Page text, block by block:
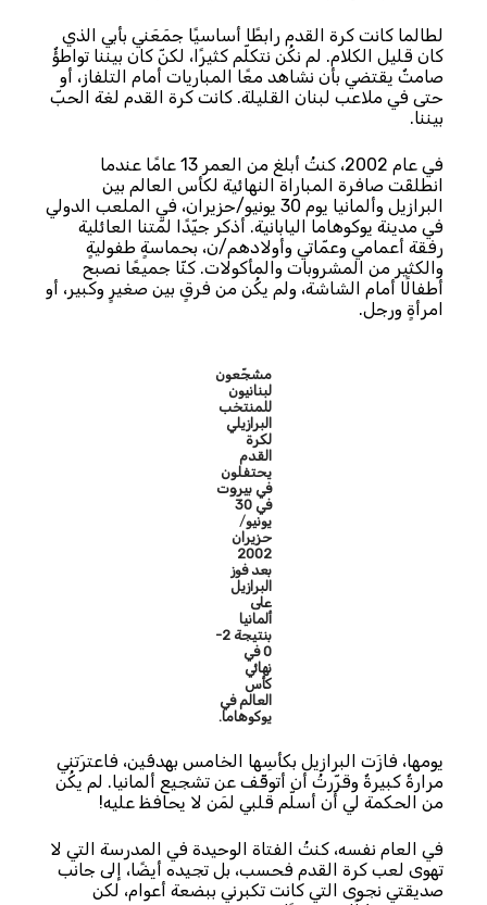
لطالما كانت كرة القدم رابطًا أساسيًا جمَعَني بأبي الذي
كان قليل الكلام. لم نكُن نتكلّم كثيرًا، لكنّ كان بيننا تواطؤٌ
صامتٌ يقتضي بأن نشاهد معًا المباريات أمام التلفاز، أو
حتى في ملاعب لبنان القليلة. كانت كرة القدم لغة الحبّ
بيننا.
في عام 2002، كنتُ أبلغ من العمر 13 عامًا عندما
انطلقَت صافرة المباراة النهائية لكأس العالم بين
البرازيل وألمانيا يوم 30 يونيو/حزيران، في الملعب الدولي
في مدينة يوكوهاما اليابانية. أذكر جيّدًا لمّتنا العائلية
رفقة أعمامي وعمّاتي وأولادهم/ن، بحماسةٍ طفوليةٍ
والكثير من المشروبات والمأكولات. كنّا جميعًا نصبح
أطفالًا أمام الشاشة، ولم يكُن من فرقٍ بين صغيرٍ وكبير، أو
امرأةٍ ورجل.
مشجّعون
لبنانيون
للمنتخب
البرازيلي
لكرة
القدم
يحتفلون
في بيروت
في 30
يونيو/
حزيران
2002
بعد فوز
البرازيل
على
ألمانيا
بنتيجة 2-
0 في
نهائي
كأس
العالم في
يوكوهاما.
يومها، فازَت البرازيل بكأسِها الخامس بهدفَين، فاعترَتني
مرارةٌ كبيرةٌ وقرّرتُ أن أتوقّف عن تشجيع ألمانيا. لم يكُن
من الحكمة لي أن أسلّم قلبي لمَن لا يحافظ عليه!
في العام نفسه، كنتُ الفتاة الوحيدة في المدرسة التي لا
تهوى لعب كرة القدم فحسب، بل تجيده أيضًا، إلى جانب
صديقتي نجوى التي كانت تكبرني ببضعة أعوام، لكن